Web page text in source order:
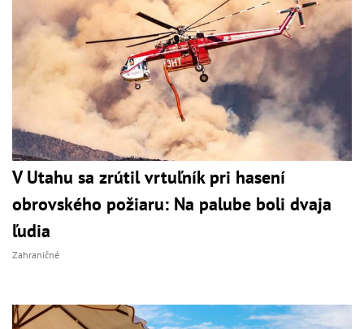
V Utahu sa zrútil vrtuľník pri hasení
obrovského požiaru: Na palube boli dvaja
ľudia
Zahraničné